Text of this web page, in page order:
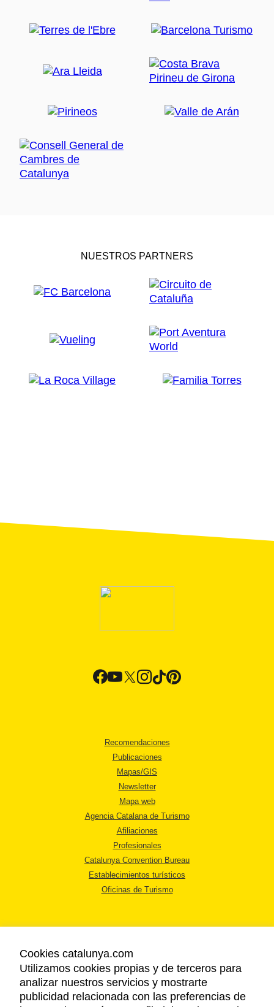
NUESTROS PARTNERS
Recomendaciones
Publicaciones
Mapas/GIS
Newsletter
Mapa web
Agencia Catalana de Turismo
Afiliaciones
Profesionales
Catalunya Convention Bureau
Establecimientos turísticos
Oficinas de Turismo
AVISO LEGAL
POLÍTICA DE PRIVACIDAD
Cookies catalunya.com
Utilizamos cookies propias y de terceros para
analizar nuestros servicios y mostrarte
publicidad relacionada con las preferencias de